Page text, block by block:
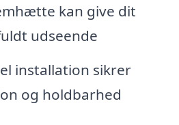
kan give dit
udseende
installation sikrer
og holdbarhed